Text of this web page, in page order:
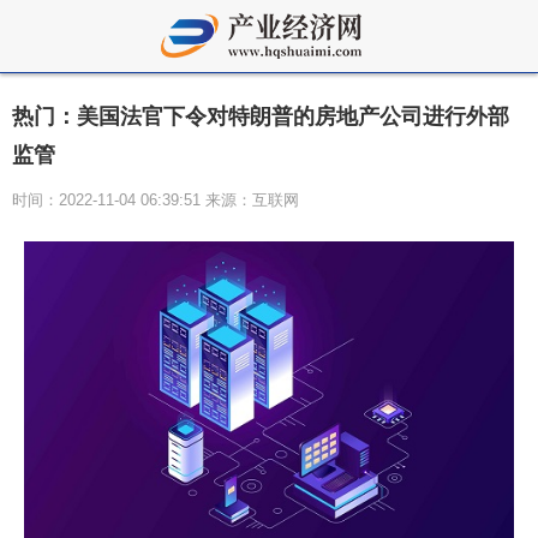
热门：美国法官下令对特朗普的房地产公司进行外部
监管
时间：2022-11-04 06:39:51 来源：互联网